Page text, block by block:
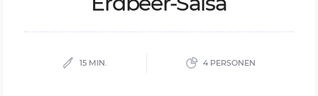
15 MIN. 4 PERSONEN